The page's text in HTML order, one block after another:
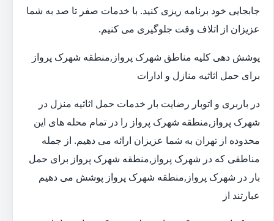
جابجایی خود برنامه ریزی کنید. با خدمات صفر تا صد به شما
عزیزان از اتلاف وقت جلوگیری می کنیم.
پوشش دهی کلیه مناطق شهرک پرواز,منطقه شهرک پرواز
برای حمل اثاثیه منازل و ادارات
در باربری و اتوبار رضایت بار خدمات حمل اثاثیه منزل در
شهرک پرواز,منطقه شهرک پرواز را در تمام محله های این
محدوده از تهران به شما عزیزان ارائه می دهیم. از جمله
مناطقی که در شهرک پرواز,منطقه شهرک پرواز برای حمل
بار در شهرک پرواز,منطقه شهرک پرواز پوشش می دهیم
عبارتند از